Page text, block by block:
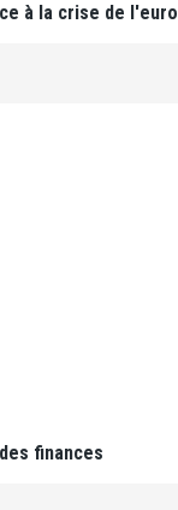
à la crise de l'euro
finances